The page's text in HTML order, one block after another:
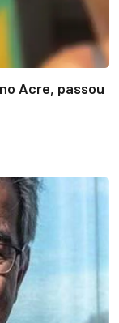
Acre, passou